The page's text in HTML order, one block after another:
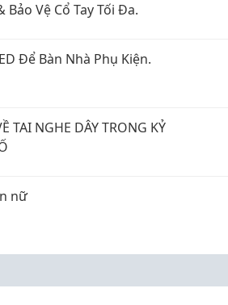
Bảo Vệ Cổ Tay Tối Đa.
Để Bàn Nhà Phụ Kiện.
TAI NGHE DÂY TRONG KỶ
nữ